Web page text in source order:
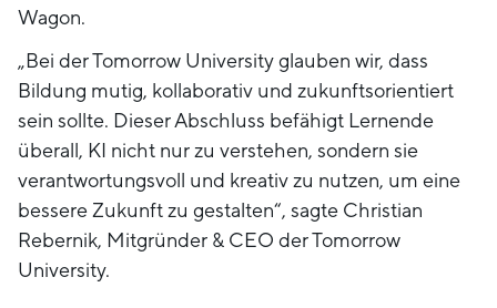
Wagon.
„Bei der Tomorrow University glauben wir, dass
Bildung mutig, kollaborativ und zukunftsorientiert
sein sollte. Dieser Abschluss befähigt Lernende
überall, KI nicht nur zu verstehen, sondern sie
verantwortungsvoll und kreativ zu nutzen, um eine
bessere Zukunft zu gestalten“, sagte Christian
Rebernik, Mitgründer & CEO der Tomorrow
University.